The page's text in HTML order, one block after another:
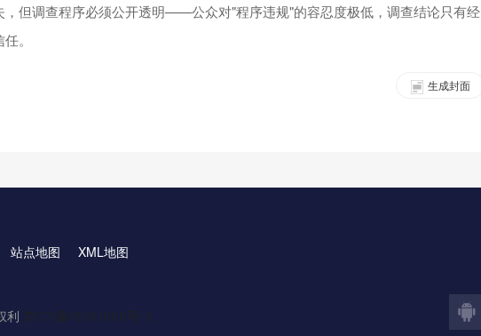
，但调查程序必须公开透明——公众对"程序违规"的容忍度极低，调查结论只有经
。
生成封面
站点地图
XML地图
利 京ICP备16061888号-3